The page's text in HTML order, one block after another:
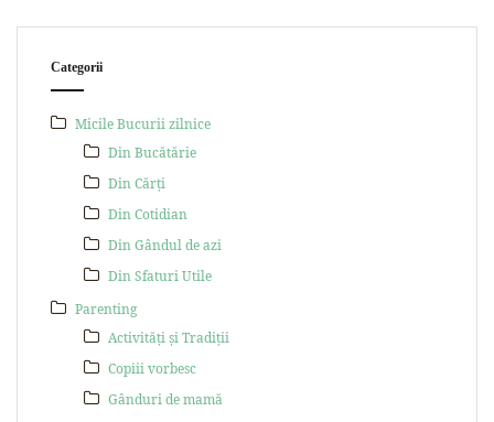
Categorii
Micile Bucurii zilnice
Din Bucătărie
Din Cărți
Din Cotidian
Din Gândul de azi
Din Sfaturi Utile
Parenting
Activități și Tradiții
Copiii vorbesc
Gânduri de mamă